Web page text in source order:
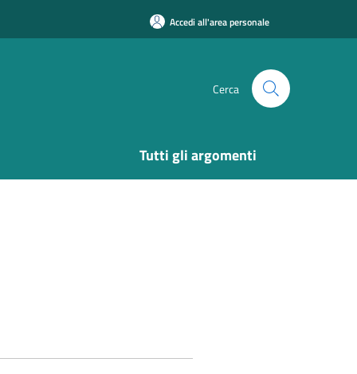
Accedi all'area personale
Cerca
Tutti gli argomenti